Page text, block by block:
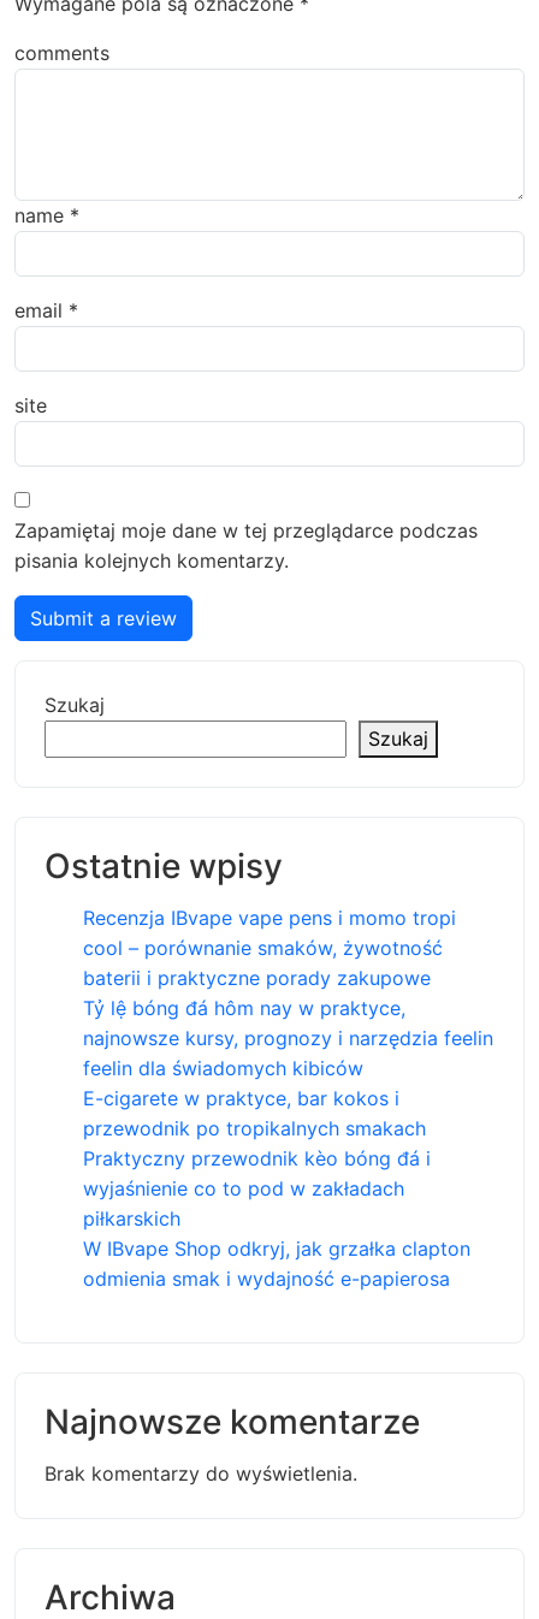
comments
name *
email *
site
Zapamiętaj moje dane w tej przeglądarce podczas
pisania kolejnych komentarzy.
Submit a review
Szukaj
Szukaj
Ostatnie wpisy
Recenzja IBvape vape pens i momo tropi
cool – porównanie smaków, żywotność
baterii i praktyczne porady zakupowe
Tỷ lệ bóng đá hôm nay w praktyce,
najnowsze kursy, prognozy i narzędzia feelin
feelin dla świadomych kibiców
E-cigarete w praktyce, bar kokos i
przewodnik po tropikalnych smakach
Praktyczny przewodnik kèo bóng đá i
wyjaśnienie co to pod w zakładach
piłkarskich
W IBvape Shop odkryj, jak grzałka clapton
odmienia smak i wydajność e-papierosa
Najnowsze komentarze
Brak komentarzy do wyświetlenia.
Archiwa